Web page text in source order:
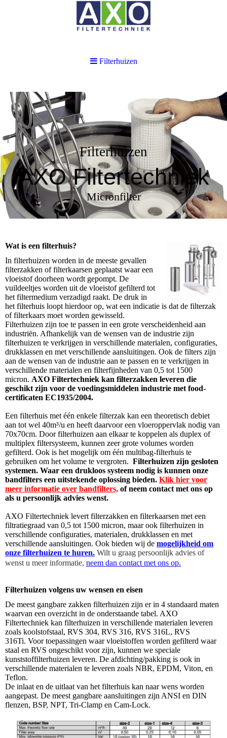
Filterhuizen
AXO Filtertechniek
Micronfilter
Wat is een filterhuis?
In filterhuizen worden in de meeste gevallen
filterzakken of filterkaarsen geplaatst waar een
vloeistof doorheen wordt gepompt. De
vuildeeltjes worden uit de vloeistof gefilterd tot
het filtermedium verzadigd raakt. De druk in
het filterhuis loopt hierdoor op, wat een indicatie is dat de filterzak
of filterkaars moet worden gewisseld.
Filterhuizen zijn toe te passen in een grote verscheidenheid aan
industriën. Afhankelijk van de wensen van de industrie zijn
filterhuizen te verkrijgen in verschillende materialen, configuraties,
drukklassen en met verschillende aansluitingen. Ook de filters zijn
aan de wensen van de industrie aan te passen en te verkrijgen in
verschillende materialen en filterfijnheden van 0,5 tot 1500
micron. AXO Filtertechniek kan filterzakken leveren die
geschikt zijn voor de voedingsmiddelen industrie met food-
certificaten EC1935/2004.
Een filterhuis met één enkele filterzak kan een theoretisch debiet
aan tot wel 40m³/u en heeft daarvoor een vloeroppervlak nodig van
70x70cm. Door filterhuizen aan elkaar te koppelen als duplex of
multiplex filtersysteem, kunnen zeer grote volumes worden
gefilterd. Ook is het mogelijk om één multibag-filterhuis te
gebruiken om het volume te vergroten. Filterhuizen zijn gesloten
systemen. Waar een drukloos systeem nodig is kunnen onze
bandfilters een uitstekende oplossing bieden. Klik hier voor
meer informatie over bandfilters, of neem contact met ons op
als u persoonlijk advies wenst.
AXO Filtertechniek levert filterzakken en filterkaarsen met een
filtratiegraad van 0,5 tot 1500 micron, maar ook filterhuizen in
verschillende configuraties, materialen, drukklassen en met
verschillende aansluitingen. Ook bieden wij de mogelijkheid om
onze filterhuizen te huren. Wilt u graag persoonlijk advies of
wenst u meer informatie, neem dan contact met ons op.
Filterhuizen volgens uw wensen en eisen
De meest gangbare zakken filterhuizen zijn er in 4 standaard maten
waarvan een overzicht in de onderstaande tabel. AXO
Filtertechniek kan filterhuizen in verschillende materialen leveren
zoals koolstofstaal, RVS 304, RVS 316, RVS 316L, RVS
316Ti. Voor toepassingen waar vloeistoffen worden gefilterd waar
staal en RVS ongeschikt voor zijn, kunnen we speciale
kunststoffilterhuizen leveren. De afdichting/pakking is ook in
verschillende materialen te leveren zoals NBR, EPDM, Viton, en
Teflon.
De inlaat en de uitlaat van het filterhuis kan naar wens worden
aangepast. De meest gangbare aansluitingen zijn ANSI en DIN
flenzen, BSP, NPT, Tri-Clamp en Cam-Lock.
Filterhuizen